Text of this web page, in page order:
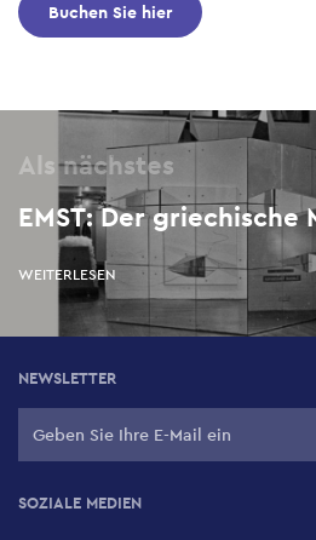
Buchen Sie hier
Als nächstes
EMST: Der griechische
WEITERLESEN
NEWSLETTER
SOZIALE MEDIEN